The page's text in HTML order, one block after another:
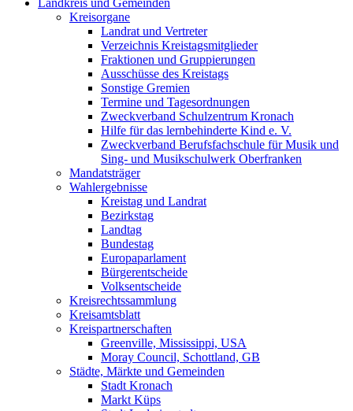
Landkreis und Gemeinden
Kreisorgane
Landrat und Vertreter
Verzeichnis Kreistagsmitglieder
Fraktionen und Gruppierungen
Ausschüsse des Kreistags
Sonstige Gremien
Termine und Tagesordnungen
Zweckverband Schulzentrum Kronach
Hilfe für das lernbehinderte Kind e. V.
Zweckverband Berufsfachschule für Musik und
Sing- und Musikschulwerk Oberfranken
Mandatsträger
Wahlergebnisse
Kreistag und Landrat
Bezirkstag
Landtag
Bundestag
Europaparlament
Bürgerentscheide
Volksentscheide
Kreisrechtssammlung
Kreisamtsblatt
Kreispartnerschaften
Greenville, Mississippi, USA
Moray Council, Schottland, GB
Städte, Märkte und Gemeinden
Stadt Kronach
Markt Küps